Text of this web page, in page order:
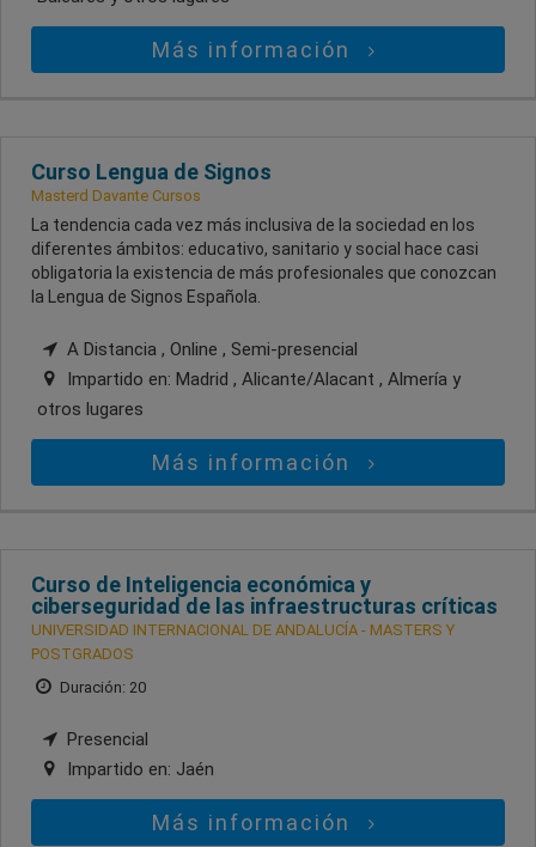
Más información
Curso Lengua de Signos
Masterd Davante Cursos
La tendencia cada vez más inclusiva de la sociedad en los
diferentes ámbitos: educativo, sanitario y social hace casi
obligatoria la existencia de más profesionales que conozcan
la Lengua de Signos Española.
A Distancia , Online , Semi-presencial
Impartido en: Madrid , Alicante/Alacant , Almería y
otros lugares
Más información
Curso de Inteligencia económica y
ciberseguridad de las infraestructuras críticas
UNIVERSIDAD INTERNACIONAL DE ANDALUCÍA - MASTERS Y
POSTGRADOS
Duración: 20
Presencial
Impartido en: Jaén
Más información